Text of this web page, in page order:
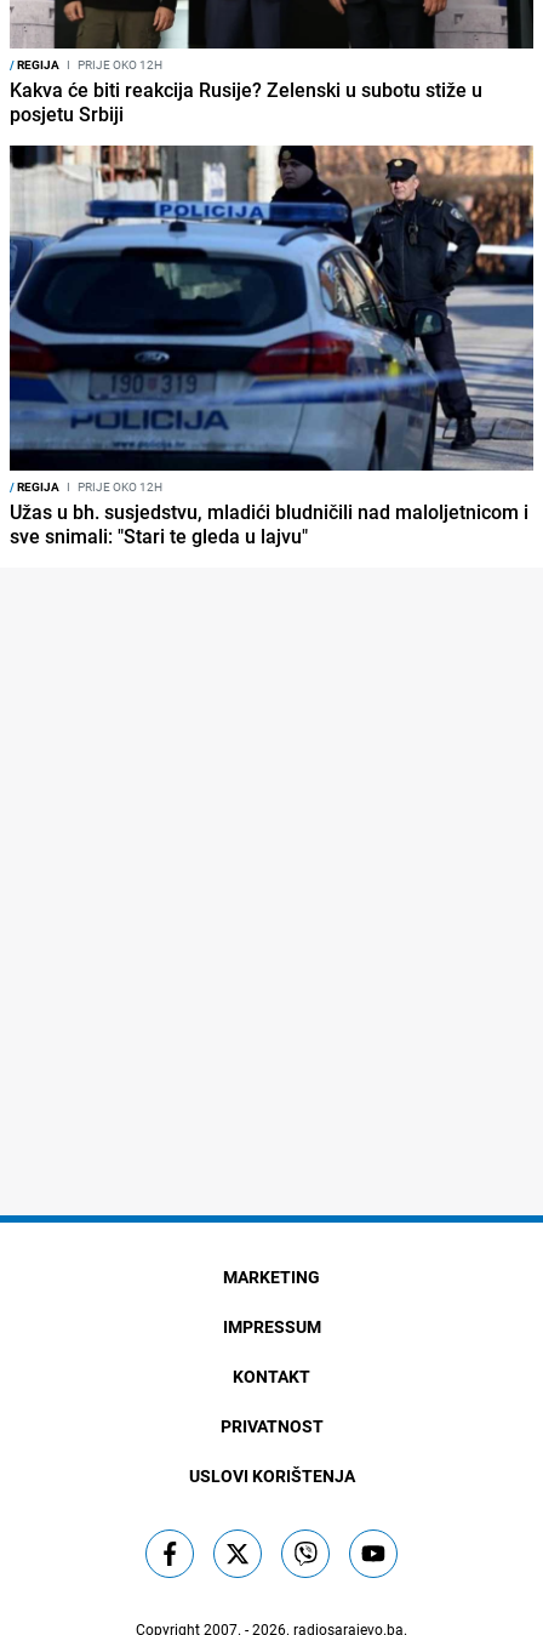
/REGIJA I PRIJE OKO 12H
Kakva će biti reakcija Rusije? Zelenski u subotu stiže u
posjetu Srbiji
/REGIJA I PRIJE OKO 12H
Užas u bh. susjedstvu, mladići bludničili nad maloljetnicom i
sve snimali: "Stari te gleda u lajvu"
MARKETING
IMPRESSUM
KONTAKT
PRIVATNOST
USLOVI KORIŠTENJA
Copyright 2007. - 2026. radiosarajevo.ba.